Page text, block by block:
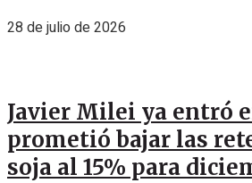
28 de julio de 2026
Javier Milei ya entró
prometió bajar las
soja al 15% para